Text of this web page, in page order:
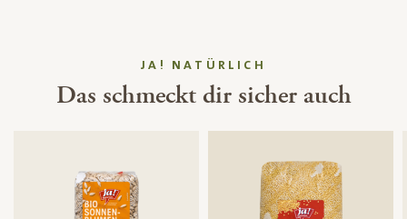
JA! NATÜRLICH
Das schmeckt dir sicher auch